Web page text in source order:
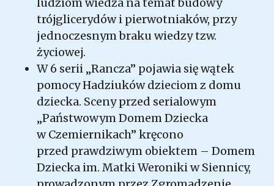
ludziom wiedza na temat budowy
trójglicerydów i pierwotniaków, przy
jednoczesnym braku wiedzy tzw.
życiowej.
W 6 serii „Rancza” pojawia się wątek
pomocy Hadziuków dzieciom z domu
dziecka. Sceny przed serialowym
„Państwowym Domem Dziecka
w Czemiernikach” kręcono
przed prawdziwym obiektem – Domem
Dziecka im. Matki Weroniki w Siennicy,